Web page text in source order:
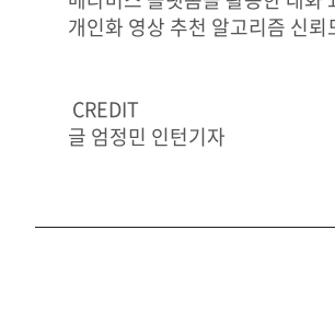
개인화 영상 추천 알고리즘 신
CREDIT
글 엄정민 인턴기자